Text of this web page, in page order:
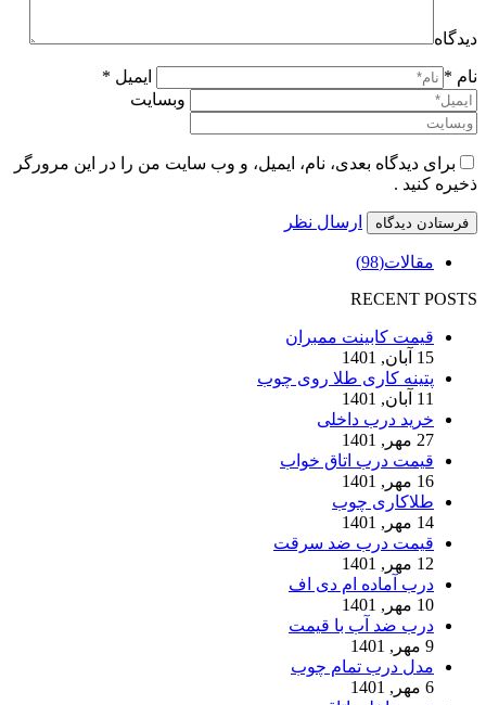
دیدگاه
نام *
ایمیل *
وبسایت
برای دیدگاه بعدی، نام، ایمیل، و وب سایت من را در این مرورگر
ذخیره کنید .
ارسال نظر
مقالات(98)
RECENT POSTS
قیمت کابینت ممبران
15 آبان, 1401
پتینه کاری طلا روی چوب
11 آبان, 1401
خرید درب داخلی
27 مهر, 1401
قیمت درب اتاق خواب
16 مهر, 1401
طلاکاری چوب
14 مهر, 1401
قیمت درب ضد سرقت
12 مهر, 1401
درب آماده ام دی اف
10 مهر, 1401
درب ضد آب با قیمت
9 مهر, 1401
مدل درب تمام چوب
6 مهر, 1401